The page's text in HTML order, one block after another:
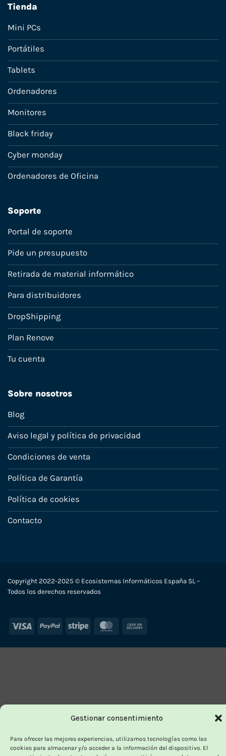
Gestionar consentimiento
Para ofrecer las mejores experiencias, utilizamos tecnologías como las
cookies para almacenar y/o acceder a la información del dispositivo. El
Tienda
Mini PCs
Portátiles
Tablets
Ordenadores
Monitores
Black friday
Cyber monday
Ordenadores de Oficina
Soporte
Portal de soporte
Pide un presupuesto
Retirada de material informático
Para distribuidores
DropShipping
Plan Renove
Tu cuenta
Sobre nosotros
Blog
Aviso legal y política de privacidad
Condiciones de venta
Política de Garantía
Política de cookies
Contacto
Copyright 2022-2025 © Ecosistemas Informáticos España SL –
Todos los derechos reservados
Visa PayPal Stripe MasterCard